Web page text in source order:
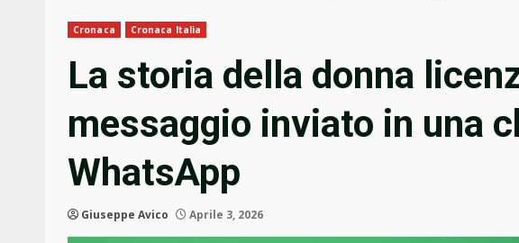
Cronaca Cronaca Italia
La storia della donna
messaggio inviato in una
WhatsApp
Giuseppe Avico Aprile 3, 2026